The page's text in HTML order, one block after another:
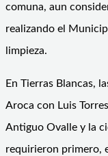
comuna, aun
realizando el
limpieza.
En Tierras Blancas,
Aroca con Luis
Antiguo Ovalle y la
requirieron primero,